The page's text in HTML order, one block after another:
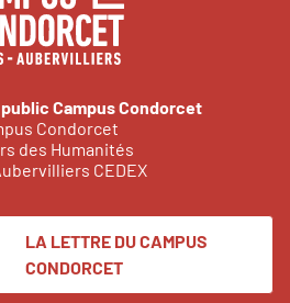
Campus Condorcet
Condorcet
des Humanités
CEDEX
LA LETTRE DU CAMPUS
CONDORCET